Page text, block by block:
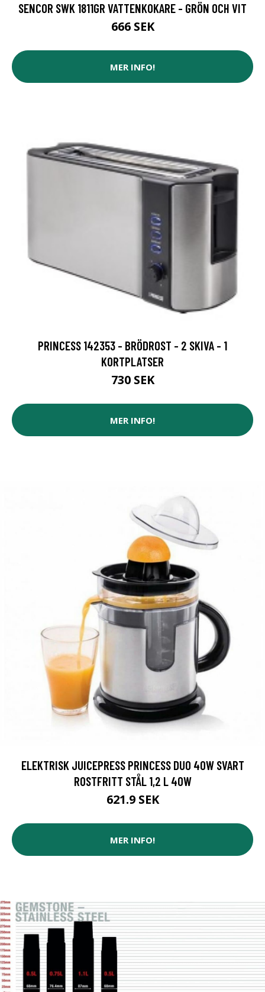
SENCOR SWK 1811GR VATTENKOKARE - GRÖN OCH VIT
666 SEK
MER INFO!
PRINCESS 142353 - BRÖDROST - 2 SKIVA - 1
KORTPLATSER
730 SEK
MER INFO!
ELEKTRISK JUICEPRESS PRINCESS DUO 40W SVART
ROSTFRITT STÅL 1,2 L 40W
621.9 SEK
MER INFO!